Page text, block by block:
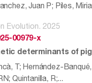
Juan P; Piles,
Evolution. 2025
00979-x
determinants of
T; Hernández-
Quintanilla, R;...